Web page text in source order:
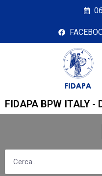
Rotte
FIDAPA BPW ITALY -